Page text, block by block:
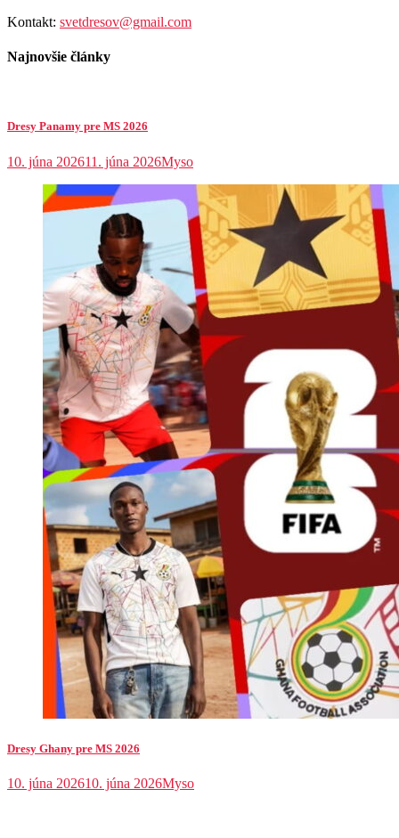
Kontakt: svetdresov@gmail.com
Najnovšie články
Dresy Panamy pre MS 2026
10. júna 202611. júna 2026Myso
Dresy Ghany pre MS 2026
10. júna 202610. júna 2026Myso